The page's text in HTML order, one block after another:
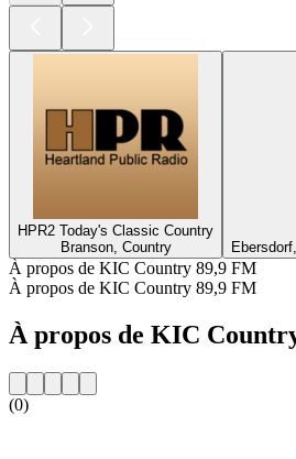
HPR2 Today's Classic Country
Branson, Country
À propos de KIC Country 89,9 FM
À propos de KIC Country 89,9 FM
À propos de KIC
(0)